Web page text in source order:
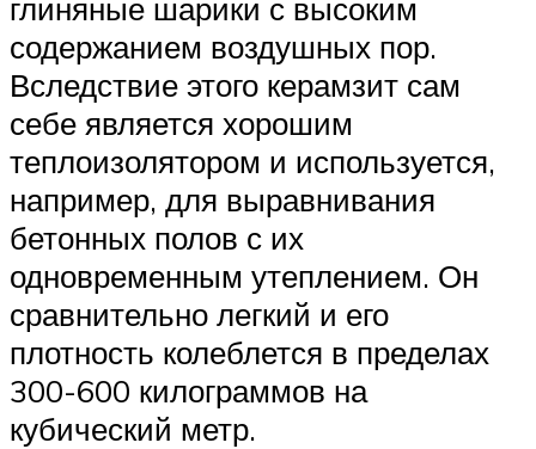
глиняные шарики с высоким
содержанием воздушных пор.
Вследствие этого керамзит сам
себе является хорошим
теплоизолятором и используется,
например, для выравнивания
бетонных полов с их
одновременным утеплением. Он
сравнительно легкий и его
плотность колеблется в пределах
300-600 килограммов на
кубический метр.